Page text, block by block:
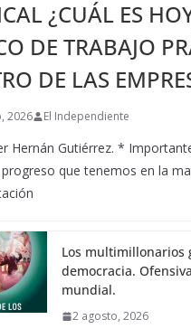
¿CUÁL ES
DE TRABAJO
DE LAS
2026 El Independiente
Hernán Gutiérrez. *
que tenemos en la
Los multimillonarios
democracia.
mundial.
2 agosto, 2026